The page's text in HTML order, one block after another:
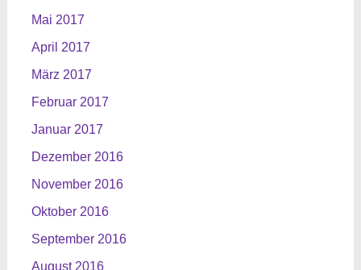
Mai 2017
April 2017
März 2017
Februar 2017
Januar 2017
Dezember 2016
November 2016
Oktober 2016
September 2016
August 2016